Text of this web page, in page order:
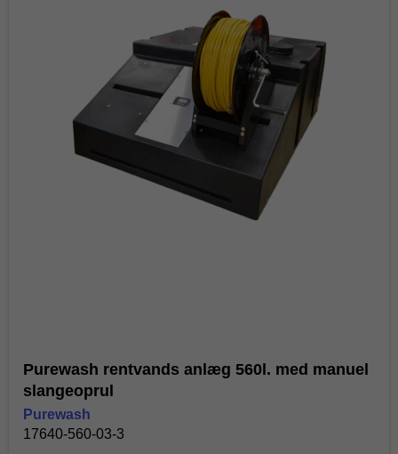
Purewash rentvands anlæg 560l. med manuel
slangeoprul
Purewash
17640-560-03-3